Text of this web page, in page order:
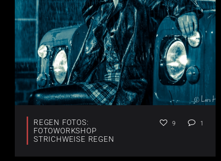
REGEN FOTOS:
FOTOWORKSHOP
STRICHWEISE REGEN
9 1